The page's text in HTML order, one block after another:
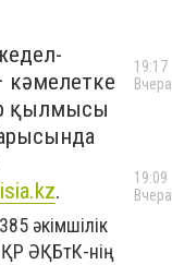
кәмелетке
қылмысы
.
әкімшілік
ӘҚБтК-нің
19:17
Вчера
19:09
Вчера